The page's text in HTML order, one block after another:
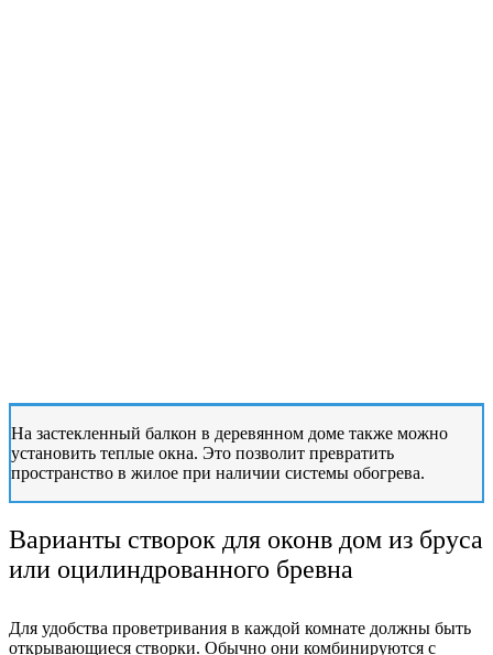
На застекленный балкон в деревянном доме также можно
установить теплые окна. Это позволит превратить
пространство в жилое при наличии системы обогрева.
Варианты створок для оконв дом из бруса
или оцилиндрованного бревна
Для удобства проветривания в каждой комнате должны быть
открывающиеся створки. Обычно они комбинируются с